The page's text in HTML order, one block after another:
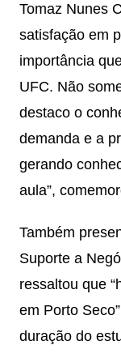
Tomaz Nunes
satisfação em
importância
UFC. Não
destaco o
demanda e a
gerando
aula”,
Também
Suporte a
ressaltou que
em Porto
duração do